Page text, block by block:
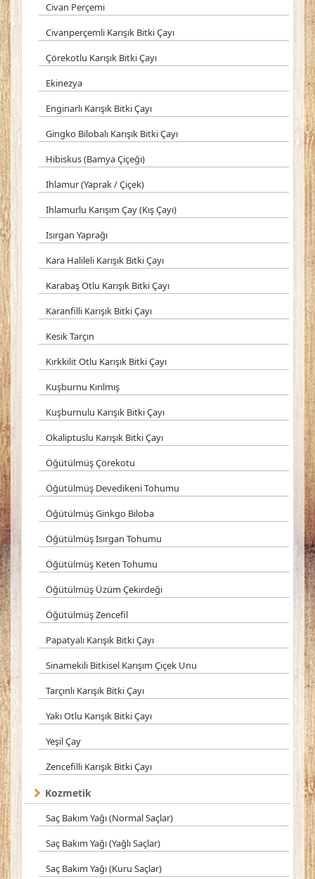
Civan Perçemi
Civanperçemli Karışık Bitki Çayı
Çörekotlu Karışık Bitki Çayı
Ekinezya
Enginarlı Karışık Bitki Çayı
Gingko Bilobalı Karışık Bitki Çayı
Hibiskus (Bamya Çiçeği)
Ihlamur (Yaprak / Çiçek)
Ihlamurlu Karışım Çay (Kış Çayı)
Isırgan Yaprağı
Kara Halileli Karışık Bitki Çayı
Karabaş Otlu Karışık Bitki Çayı
Karanfilli Karışık Bitki Çayı
Kesik Tarçın
Kırkkilit Otlu Karışık Bitki Çayı
Kuşburnu Kırılmış
Kuşburnulu Karışık Bitki Çayı
Okaliptuslu Karışık Bitki Çayı
Öğütülmüş Çörekotu
Öğütülmüş Devedikeni Tohumu
Öğütülmüş Ginkgo Biloba
Öğütülmüş Isırgan Tohumu
Öğütülmüş Keten Tohumu
Öğütülmüş Üzüm Çekirdeği
Öğütülmüş Zencefil
Papatyalı Karışık Bitki Çayı
Sinamekili Bitkisel Karışım Çiçek Unu
Tarçınlı Karışık Bitki Çayı
Yakı Otlu Karışık Bitki Çayı
Yeşil Çay
Zencefilli Karışık Bitki Çayı
Kozmetik
Saç Bakım Yağı (Normal Saçlar)
Saç Bakım Yağı (Yağlı Saçlar)
Saç Bakım Yağı (Kuru Saçlar)